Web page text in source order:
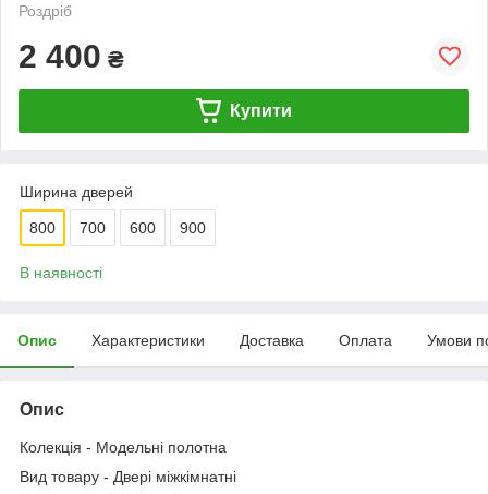
Роздріб
2 400 ₴
Купити
Ширина дверей
800 700 600 900
В наявності
Опис Характеристики Доставка Оплата Умови
Опис
Колекція - Модельні полотна
Вид товару - Двері міжкімнатні